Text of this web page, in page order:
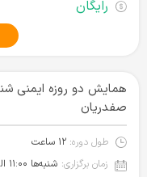
رایگان
صفدریان
طول دوره: ۱۲ ساعت
زمان برگزاری: